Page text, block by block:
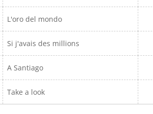
L'oro del mondo
Si j'avais des millions
A Santiago
Take a look